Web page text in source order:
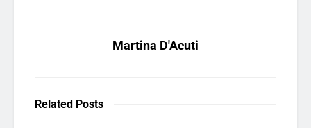
Martina D'Acuti
Related Posts